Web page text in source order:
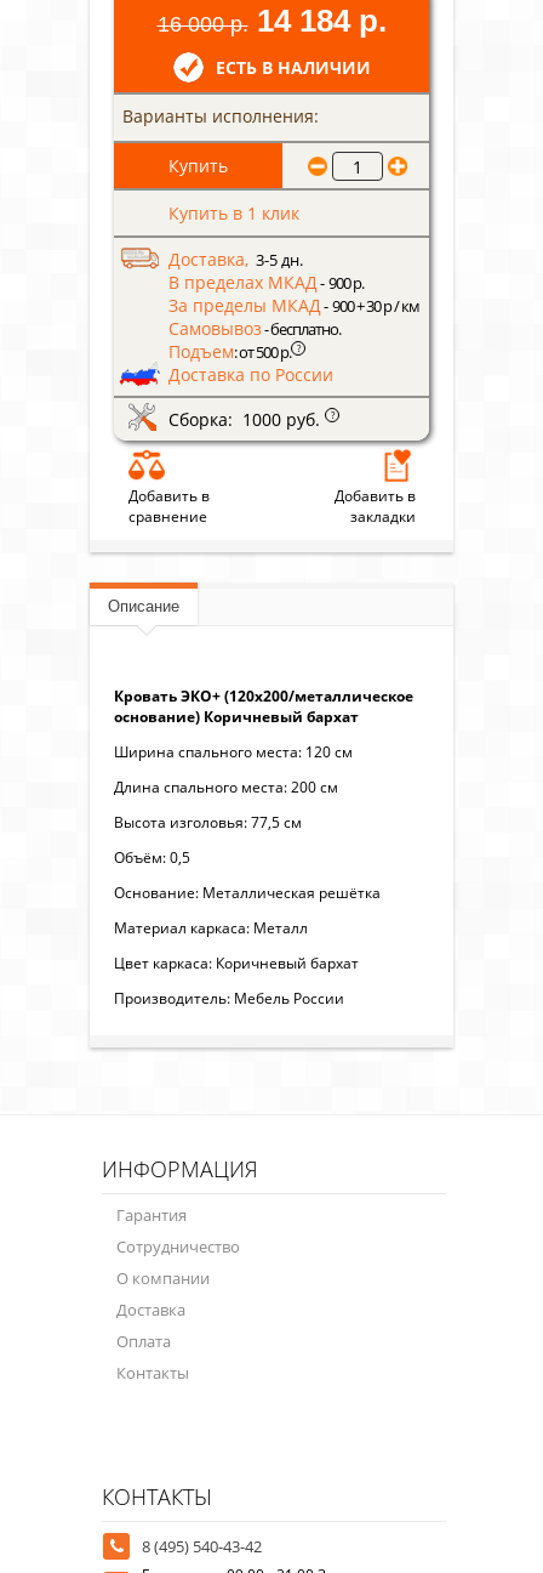
16 000 р. 14 184 р.
ЕСТЬ В НАЛИЧИИ
Варианты исполнения:
Купить в 1 клик
Доставка, 3-5 дн.
В пределах МКАД- 900 р.
За пределы МКАД- 900 + 30 р / км
Самовывоз- бесплатно.
Подъем: от 500 р. ?
Доставка по России
Сборка: 1000 руб.
?
Добавить в
сравнение
Добавить в
закладки
Описание
Кровать ЭКО+ (120х200/металлическое
основание) Коричневый бархат
Ширина спального места: 120 см
Длина спального места: 200 см
Высота изголовья: 77,5 см
Объём: 0,5
Основание: Металлическая решётка
Материал каркаса: Металл
Цвет каркаса: Коричневый бархат
Производитель: Мебель России
ИНФОРМАЦИЯ
Гарантия
Сотрудничество
О компании
Доставка
Оплата
Контакты
КОНТАКТЫ
8 (495) 540-43-42